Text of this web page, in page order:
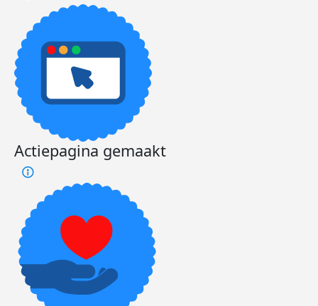
Actiepagina gemaakt